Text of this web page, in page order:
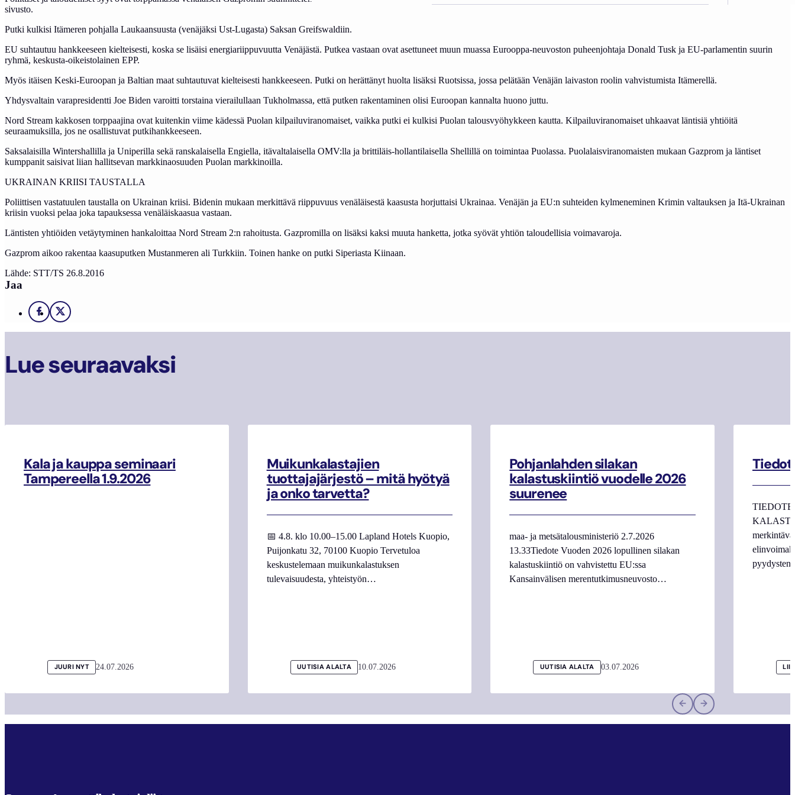
sivusto.
Putki kulkisi Itämeren pohjalla Laukaansuusta (venäjäksi Ust-Lugasta) Saksan Greifswaldiin.
EU suhtautuu hankkeeseen kielteisesti, koska se lisäisi energiariippuvuutta Venäjästä. Putkea vastaan ovat asettuneet muun muassa Eurooppa-neuvoston puheenjohtaja Donald Tusk ja EU-parlamentin suurin
ryhmä, keskusta-oikeistolainen EPP.
Myös itäisen Keski-Euroopan ja Baltian maat suhtautuvat kielteisesti hankkeeseen. Putki on herättänyt huolta lisäksi Ruotsissa, jossa pelätään Venäjän laivaston roolin vahvistumista Itämerellä.
Yhdysvaltain varapresidentti Joe Biden varoitti torstaina vierailullaan Tukholmassa, että putken rakentaminen olisi Euroopan kannalta huono juttu.
Nord Stream kakkosen torppaajina ovat kuitenkin viime kädessä Puolan kilpailuviranomaiset, vaikka putki ei kulkisi Puolan talousvyöhykkeen kautta. Kilpailuviranomaiset uhkaavat läntisiä yhtiöitä
seuraamuksilla, jos ne osallistuvat putkihankkeeseen.
Saksalaisilla Wintershallilla ja Uniperilla sekä ranskalaisella Engiella, itävaltalaisella OMV:lla ja brittiläis-hollantilaisella Shellillä on toimintaa Puolassa. Puolalaisviranomaisten mukaan Gazprom ja läntiset
kumppanit saisivat liian hallitsevan markkinaosuuden Puolan markkinoilla.
UKRAINAN KRIISI TAUSTALLA
Poliittisen vastatuulen taustalla on Ukrainan kriisi. Bidenin mukaan merkittävä riippuvuus venäläisestä kaasusta horjuttaisi Ukrainaa. Venäjän ja EU:n suhteiden kylmeneminen Krimin valtauksen ja Itä-Ukrainan
kriisin vuoksi pelaa joka tapauksessa venäläiskaasua vastaan.
Läntisten yhtiöiden vetäytyminen hankaloittaa Nord Stream 2:n rahoitusta. Gazpromilla on lisäksi kaksi muuta hanketta, jotka syövät yhtiön taloudellisia voimavaroja.
Gazprom aikoo rakentaa kaasuputken Mustanmeren ali Turkkiin. Toinen hanke on putki Siperiasta Kiinaan.
Lähde: STT/TS 26.8.2016
Jaa
Facebook
X
Lue seuraavaksi
Kala ja kauppa seminaari
Tampereella 1.9.2026
JUURI NYT 24.07.2026
Muikunkalastajien
tuottajajärjestö – mitä hyötyä
ja onko tarvetta?
📅 4.8. klo 10.00–15.00 Lapland Hotels Kuopio,
Puijonkatu 32, 70100 Kuopio Tervetuloa
keskustelemaan muikunkalastuksen
tulevaisuudesta, yhteistyön…
UUTISIA ALALTA 10.07.2026
Pohjanlahden silakan
kalastuskiintiö vuodelle 2026
suurenee
maa- ja metsätalousministeriö 2.7.2026
13.33Tiedote Vuoden 2026 lopullinen silakan
kalastuskiintiö on vahvistettu EU:ssa
Kansainvälisen merentutkimusneuvosto…
UUTISIA ALALTA 03.07.2026
pyydysten